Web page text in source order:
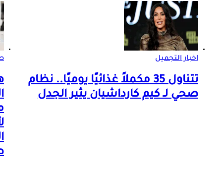
اخبار التجميل
تتناول 35 مكملاً غذائيًا يوميًا.. نظام
صحي لـ كيم كارداشيان يثير الجدل